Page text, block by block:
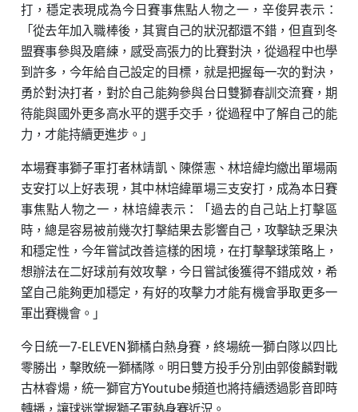
打，穩定表現成為今日賽事焦點人物之一，辛俊昇表示：
「從去年加入職棒後，其實自己的狀況都還不錯，但直到冬
盟賽事參與及磨練，感受高張力的比賽對決，從過程中也學
到許多，今年給自己設定的目標，就是把握每一次的對決，
勇於對決打者，對於自己能夠參與台日雙獅春訓交流賽，期
待能與國外更多高水平的選手交手，從過程中了解自己的能
力，才能持續更進步。」
本場賽事獅子軍打者林靖凱、陳傑憲、林培緯均繳出單場兩
支安打以上好表現，其中林培緯單場三支安打，成為本日賽
事焦點人物之一，林培緯表示：「過去的自己站上打擊區
時，總是容易被前幾次打擊結果去影響自己，攻擊缺乏果決
和穩定性，今年嘗試改善這樣的困境，在打擊擊球策略上，
想辦法在二好球前有效攻擊，今日嘗試後獲得不錯成效，希
望自己能夠更加穩定，有好的攻擊力才能有機會爭取更多一
軍出賽機會。」
今日統一7-ELEVEN獅橘白熱身賽，終場統一獅白隊以四比
零勝出，擊敗統一獅橘隊。明日雙方投手分別由郭俊麟對戰
古林睿煬，統一獅官方Youtube頻道也將持續透過影音即時